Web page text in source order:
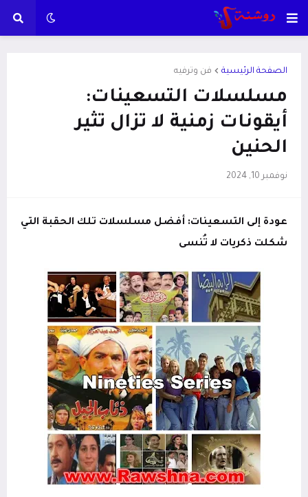
الصفحة الرئيسية فن وترفيه
مسلسلات التسعينات:
أيقونات زمنية لا تزال تثير
الحنين
نوفمبر 10, 2024
عودة إلى التسعينات: أفضل مسلسلات تلك الحقبة التي
شكلت ذكريات لا تُنسى